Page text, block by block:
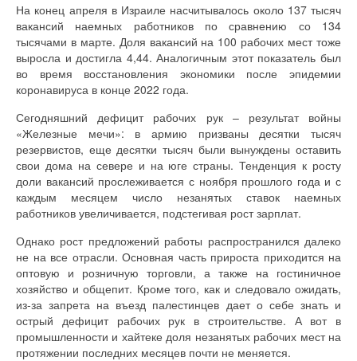
На конец апреля в Израиле насчитывалось около 137 тысяч
вакансий наемных работников по сравнению со 134
тысячами в марте. Доля вакансий на 100 рабочих мест тоже
выросла и достигла 4,44. Аналогичным этот показатель был
во время восстановления экономики после эпидемии
коронавируса в конце 2022 года.
Сегодняшний дефицит рабочих рук – результат войны
«Железные мечи»: в армию призваны десятки тысяч
резервистов, еще десятки тысяч были вынуждены оставить
свои дома на севере и на юге страны. Тенденция к росту
доли вакансий прослеживается с ноября прошлого года и с
каждым месяцем число незанятых ставок наемных
работников увеличивается, подстегивая рост зарплат.
Однако рост предложений работы распространился далеко
не на все отрасли. Основная часть прироста приходится на
оптовую и розничную торговли, а также на гостиничное
хозяйство и общепит. Кроме того, как и следовало ожидать,
из-за запрета на въезд палестинцев дает о себе знать и
острый дефицит рабочих рук в строительстве. А вот в
промышленности и хайтеке доля незанятых рабочих мест на
протяжении последних месяцев почти не меняется.